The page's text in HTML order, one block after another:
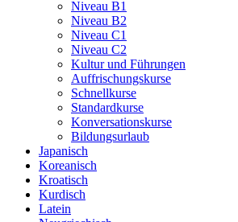
Niveau B1
Niveau B2
Niveau C1
Niveau C2
Kultur und Führungen
Auffrischungskurse
Schnellkurse
Standardkurse
Konversationskurse
Bildungsurlaub
Japanisch
Koreanisch
Kroatisch
Kurdisch
Latein